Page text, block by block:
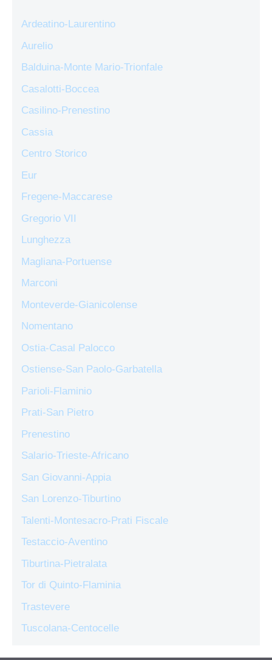
Ardeatino-Laurentino
Aurelio
Balduina-Monte Mario-Trionfale
Casalotti-Boccea
Casilino-Prenestino
Cassia
Centro Storico
Eur
Fregene-Maccarese
Gregorio VII
Lunghezza
Magliana-Portuense
Marconi
Monteverde-Gianicolense
Nomentano
Ostia-Casal Palocco
Ostiense-San Paolo-Garbatella
Parioli-Flaminio
Prati-San Pietro
Prenestino
Salario-Trieste-Africano
San Giovanni-Appia
San Lorenzo-Tiburtino
Talenti-Montesacro-Prati Fiscale
Testaccio-Aventino
Tiburtina-Pietralata
Tor di Quinto-Flaminia
Trastevere
Tuscolana-Centocelle